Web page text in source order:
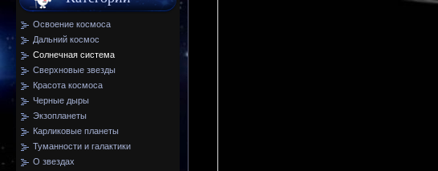
Освоение космоса
Дальний космос
Солнечная система
Сверхновые звезды
Красота космоса
Черные дыры
Экзопланеты
Карликовые планеты
Туманности и галактики
О звездах